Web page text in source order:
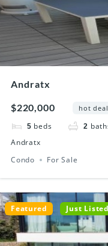
Andratx
$220,000 hot deal
5 beds 2
Andratx
Condo
For Sale
Featured Just Listed